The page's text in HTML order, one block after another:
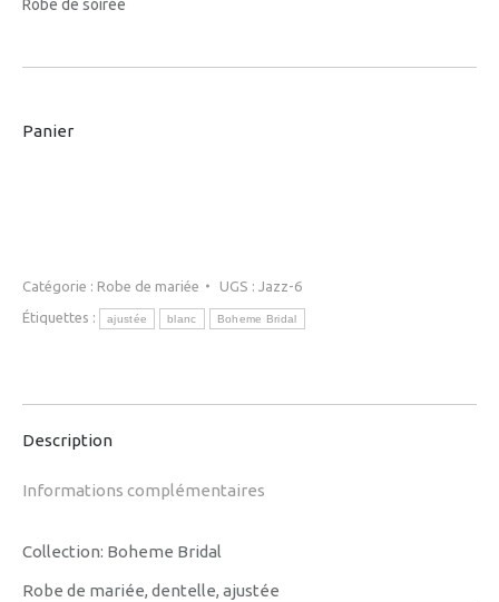
Catégorie : Robe de mariée UGS : Jazz-6
Étiquettes :
ajustée blanc Boheme Bridal
Description
Informations complémentaires
Collection: Boheme Bridal
Robe de mariée, dentelle, ajustée
Robe de soirée
Panier